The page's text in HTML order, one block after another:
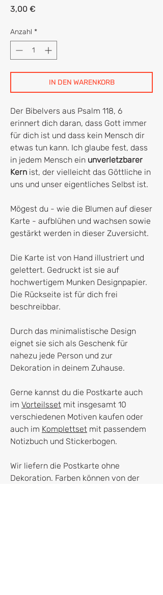
3,00 €
Anzahl *
IN DEN WARENKORB
Der Bibelvers aus Psalm 118, 6
erinnert dich daran, dass Gott immer
für dich ist und dass kein Mensch dir
etwas tun kann. Ich glaube fest, dass
in jedem Mensch ein unverletzbarer
Kern ist, der vielleicht das Göttliche in
uns und unser eigentliches Selbst ist.
Mögest du - wie die Blumen auf dieser
Karte - aufblühen und wachsen sowie
gestärkt werden in dieser Zuversicht.
Die Karte ist von Hand illustriert und
gelettert. Gedruckt ist sie auf
hochwertigem Munken Designpapier.
Die Rückseite ist für dich frei
beschreibbar.
Durch das minimalistische Design
eignet sie sich als Geschenk für
nahezu jede Person und zur
Dekoration in deinem Zuhause.
Gerne kannst du die Postkarte auch
im Vorteilsset mit insgesamt 10
verschiedenen Motiven kaufen oder
auch im Komplettset mit passendem
Notizbuch und Stickerbogen.
Wir liefern die Postkarte ohne
Dekoration. Farben können von der